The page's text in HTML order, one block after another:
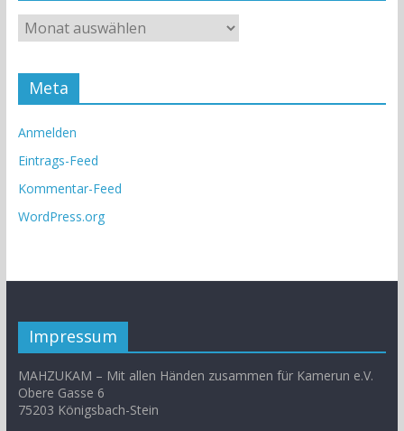
Meta
Anmelden
Eintrags-Feed
Kommentar-Feed
WordPress.org
Impressum
MAHZUKAM – Mit allen Händen zusammen für Kamerun e.V.
Obere Gasse 6
75203 Königsbach-Stein